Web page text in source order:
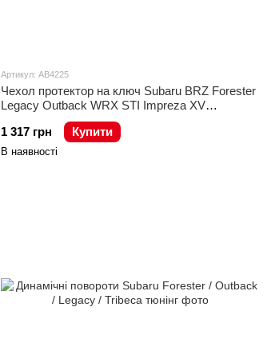
Артикул: AB4225
Чехол протектор на ключ Subaru BRZ Forester
Legacy Outback WRX STI Impreza XV
Crosstrek хром
1 317 грн
Купити
В наявності